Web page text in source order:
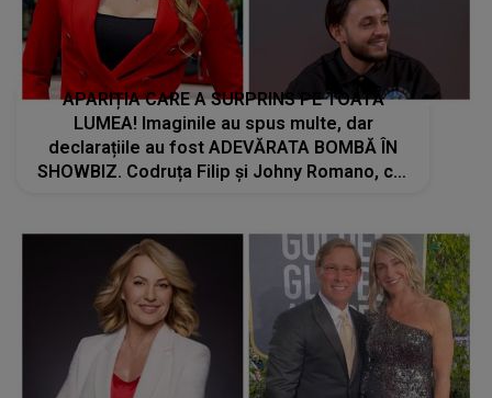
APARIȚIA CARE A SURPRINS PE TOATĂ
LUMEA! Imaginile au spus multe, dar
declarațiile au fost ADEVĂRATA BOMBĂ ÎN
SHOWBIZ. Codruța Filip și Johny Romano, cel